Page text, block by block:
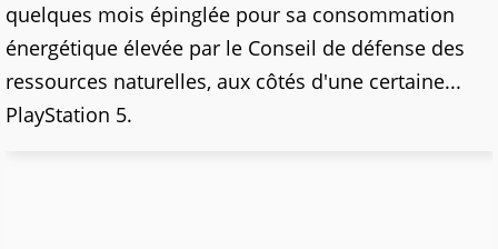
quelques mois épinglée pour sa consommation
énergétique élevée par le Conseil de défense des
ressources naturelles, aux côtés d'une certaine...
PlayStation 5.